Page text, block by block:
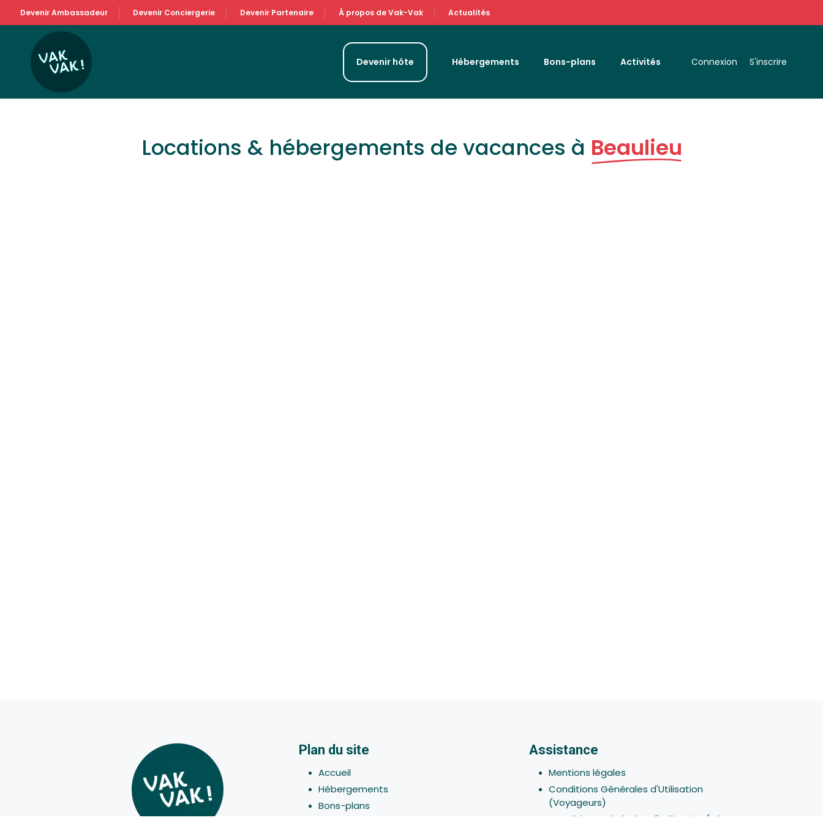
Devenir Ambassadeur Devenir Conciergerie Devenir Partenaire À propos de Vak-Vak Actualités
Devenir hôte Hébergements Bons-plans Activités Connexion S'inscrire
Locations & hébergements de vacances à Beaulieu
Plan du site
Accueil
Hébergements
Bons-plans
Assistance
Mentions légales
Conditions Générales d'Utilisation
(Voyageurs)
Conditions Générales d'Utilisation (Hôtes -